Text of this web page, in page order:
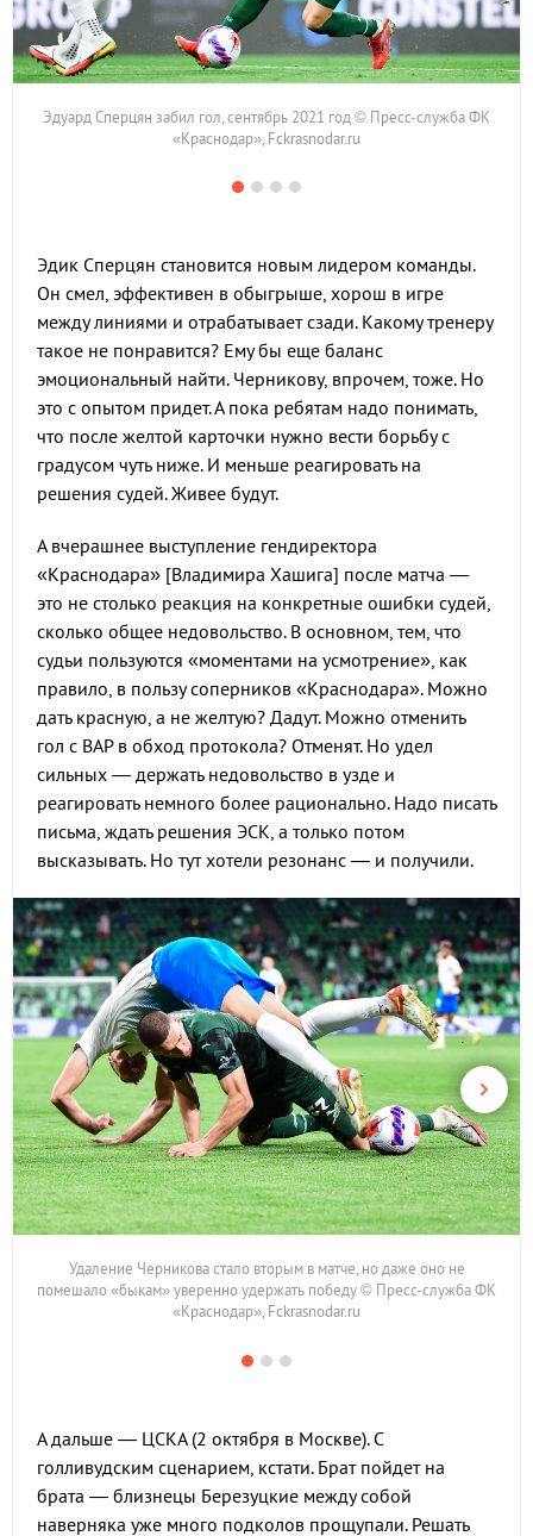
Эдуард Сперцян забил гол, сентябрь 2021 год © Пресс-служба ФК
«Краснодар», Fckrasnodar.ru
Эдик Сперцян становится новым лидером команды.
Он смел, эффективен в обыгрыше, хорош в игре
между линиями и отрабатывает сзади. Какому тренеру
такое не понравится? Ему бы еще баланс
эмоциональный найти. Черникову, впрочем, тоже. Но
это с опытом придет. А пока ребятам надо понимать,
что после желтой карточки нужно вести борьбу с
градусом чуть ниже. И меньше реагировать на
решения судей. Живее будут.
А вчерашнее выступление гендиректора
«Краснодара» [Владимира Хашига] после матча —
это не столько реакция на конкретные ошибки судей,
сколько общее недовольство. В основном, тем, что
судьи пользуются «моментами на усмотрение», как
правило, в пользу соперников «Краснодара». Можно
дать красную, а не желтую? Дадут. Можно отменить
гол с ВАР в обход протокола? Отменят. Но удел
сильных — держать недовольство в узде и
реагировать немного более рационально. Надо писать
письма, ждать решения ЭСК, а только потом
высказывать. Но тут хотели резонанс — и получили.
Удаление Черникова стало вторым в матче, но даже оно не
помешало «быкам» уверенно удержать победу © Пресс-служба ФК
«Краснодар», Fckrasnodar.ru
А дальше — ЦСКА (2 октября в Москве). С
голливудским сценарием, кстати. Брат пойдет на
брата — близнецы Березуцкие между собой
наверняка уже много подколов прощупали. Решать